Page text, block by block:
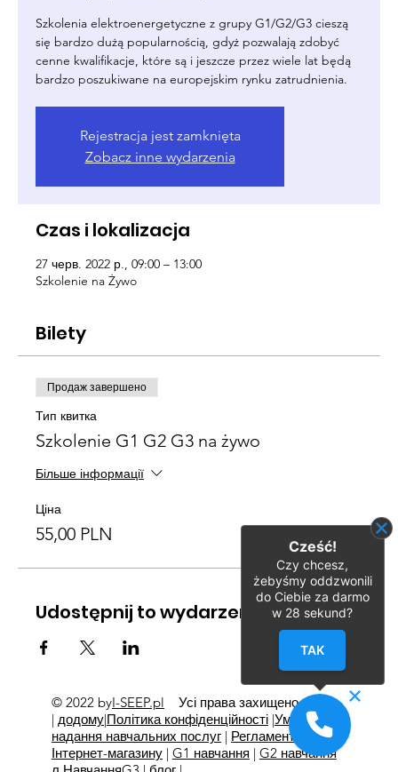
Szkolenia elektroenergetyczne z grupy G1/G2/G3 cieszą
się bardzo dużą popularnością, gdyż pozwalają zdobyć
cenne kwalifikacje, które są i jeszcze przez wiele lat będą
bardzo poszukiwane na europejskim rynku zatrudnienia.
Rejestracja jest zamknięta
Zobacz inne wydarzenia
Czas i lokalizacja
27 черв. 2022 р., 09:00 – 13:00
Szkolenie na Żywo
Bilety
Продаж завершено
Тип квитка
Szkolenie G1 G2 G3 na żywo
Більше інформації
Ціна
55,00 PLN
Udostępnij to wydarzenie
© 2022 byI-SEEP.pl
Усі права захищено
| додому|Політика конфіденційності|Умови
надання навчальних послуг| Регламент
Інтернет-магазину | G1 навчання | G2 навчання
Cześć!
Czy chcesz,
żebyśmy oddzwonili
do Ciebie za darmo
w 28 sekund?
TAK